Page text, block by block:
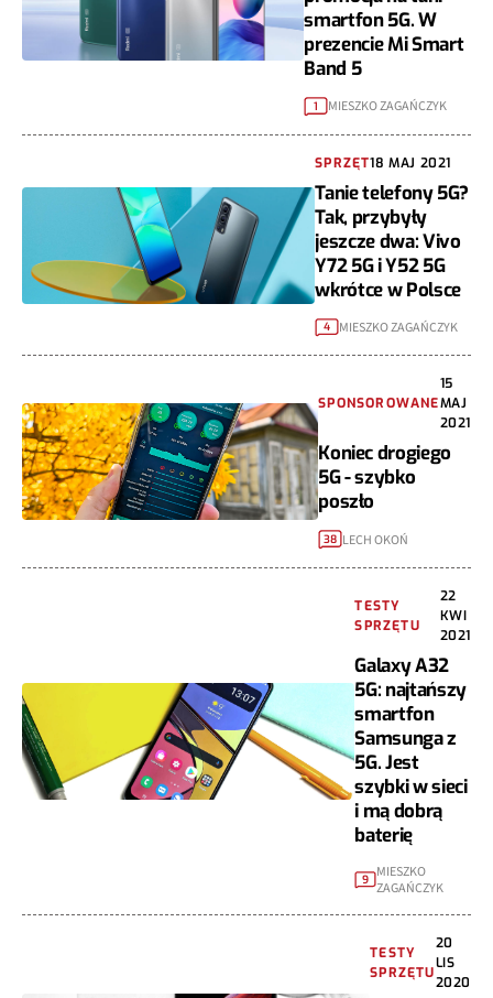
smartfon 5G. W
prezencie Mi Smart
Band 5
1 MIESZKO ZAGAŃCZYK
SPRZĘT18 MAJ 2021
Tanie telefony 5G?
Tak, przybyły
jeszcze dwa: Vivo
Y72 5G i Y52 5G
wkrótce w Polsce
4 MIESZKO ZAGAŃCZYK
SPONSOROWANE
15
MAJ
2021
Koniec drogiego
5G - szybko
poszło
38 LECH OKOŃ
TESTY
SPRZĘTU
22
KWI
2021
Galaxy A32
5G: najtańszy
smartfon
Samsunga z
5G. Jest
szybki w sieci
i mą dobrą
baterię
9
MIESZKO
ZAGAŃCZYK
TESTY
SPRZĘTU
20
LIS
2020